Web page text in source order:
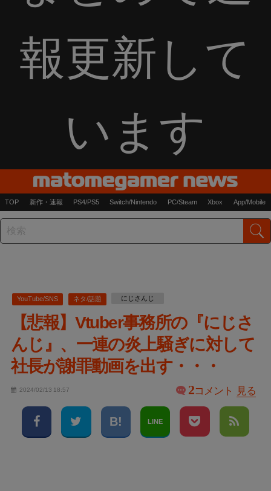
報更新して
います
TOP 新作・速報 PS4/PS5 Switch/Nintendo PC/Steam Xbox App/Mobile
YouTube/SNS ネタ/話題 にじさんじ
【悲報】Vtuber事務所の『にじさ
んじ』、一連の炎上騒ぎに対して
社長が謝罪動画を出す・・・
2024/02/13 18:57 2コメント 見る
LINE